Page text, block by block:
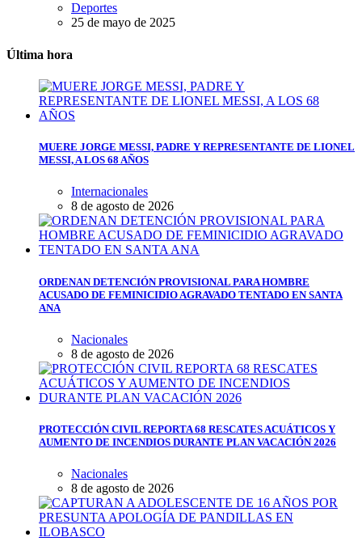
Deportes
25 de mayo de 2025
Última hora
MUERE JORGE MESSI, PADRE Y REPRESENTANTE DE LIONEL
MESSI, A LOS 68 AÑOS
Internacionales
8 de agosto de 2026
ORDENAN DETENCIÓN PROVISIONAL PARA HOMBRE
ACUSADO DE FEMINICIDIO AGRAVADO TENTADO EN SANTA
ANA
Nacionales
8 de agosto de 2026
PROTECCIÓN CIVIL REPORTA 68 RESCATES ACUÁTICOS Y
AUMENTO DE INCENDIOS DURANTE PLAN VACACIÓN 2026
Nacionales
8 de agosto de 2026